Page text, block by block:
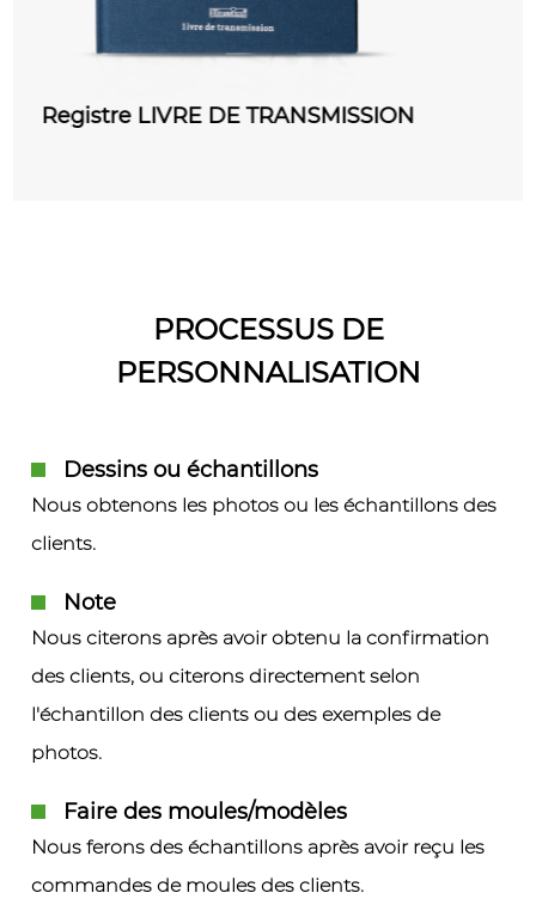
COURRIER DEPART Registre
PROCESSUS DE
PERSONNALISATION
Dessins ou échantillons
Nous obtenons les photos ou les échantillons des
clients.
Note
Nous citerons après avoir obtenu la confirmation
des clients, ou citerons directement selon
l'échantillon des clients ou des exemples de
photos.
Faire des moules/modèles
Nous ferons des échantillons après avoir reçu les
commandes de moules des clients.